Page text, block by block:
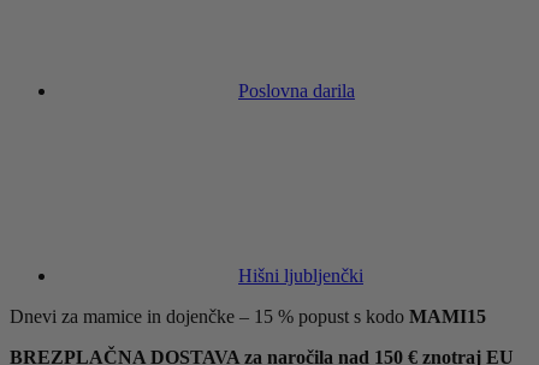
Poslovna darila
Hišni ljubljenčki
Dnevi za mamice in dojenčke – 15 % popust s kodo MAMI15
BREZPLAČNA DOSTAVA za naročila nad 150 € znotraj EU